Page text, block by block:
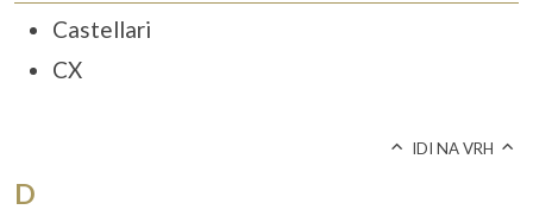
Castellari
CX
IDI NA VRH
D